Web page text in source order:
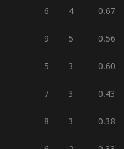
6 4 0.67
9 5 0.56
5 3 0.60
7 3 0.43
8 3 0.38